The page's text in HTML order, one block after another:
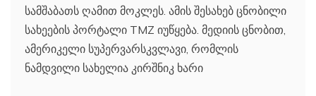
სამშაბათს ღამით მოკლეს. ამის შესახებ ცნობილი
სახეების პორტალი TMZ იუწყება. მედიის ცნობით,
ამერიკელი სუპერვარსკვლავი, რომლის
ნამდვილი სახელია კირშნიკ ხარი